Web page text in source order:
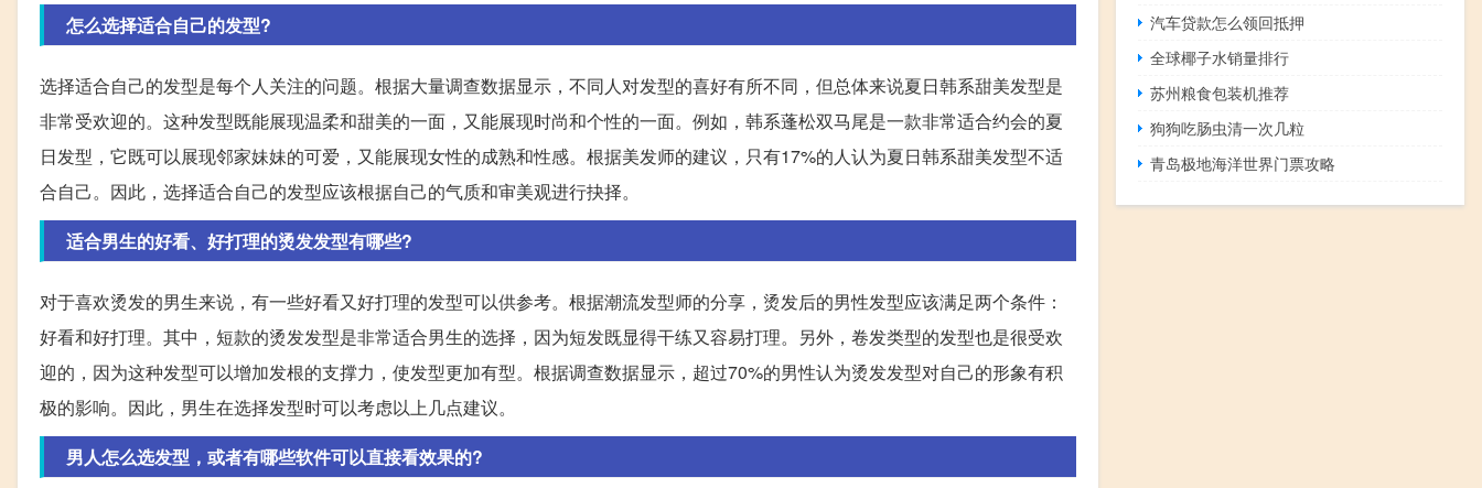
怎么选择适合自己的发型?
选择适合自己的发型是每个人关注的问题。根据大量调查数据显示，不同人对发型的喜好有所不同，但总体来说夏日韩系甜美发型是
非常受欢迎的。这种发型既能展现温柔和甜美的一面，又能展现时尚和个性的一面。例如，韩系蓬松双马尾是一款非常适合约会的夏
日发型，它既可以展现邻家妹妹的可爱，又能展现女性的成熟和性感。根据美发师的建议，只有17%的人认为夏日韩系甜美发型不适
合自己。因此，选择适合自己的发型应该根据自己的气质和审美观进行抉择。
适合男生的好看、好打理的烫发发型有哪些?
对于喜欢烫发的男生来说，有一些好看又好打理的发型可以供参考。根据潮流发型师的分享，烫发后的男性发型应该满足两个条件：
好看和好打理。其中，短款的烫发发型是非常适合男生的选择，因为短发既显得干练又容易打理。另外，卷发类型的发型也是很受欢
迎的，因为这种发型可以增加发根的支撑力，使发型更加有型。根据调查数据显示，超过70%的男性认为烫发发型对自己的形象有积
极的影响。因此，男生在选择发型时可以考虑以上几点建议。
男人怎么选发型，或者有哪些软件可以直接看效果的?
汽车贷款怎么领回抵押
全球椰子水销量排行
苏州粮食包装机推荐
狗狗吃肠虫清一次几粒
青岛极地海洋世界门票攻略